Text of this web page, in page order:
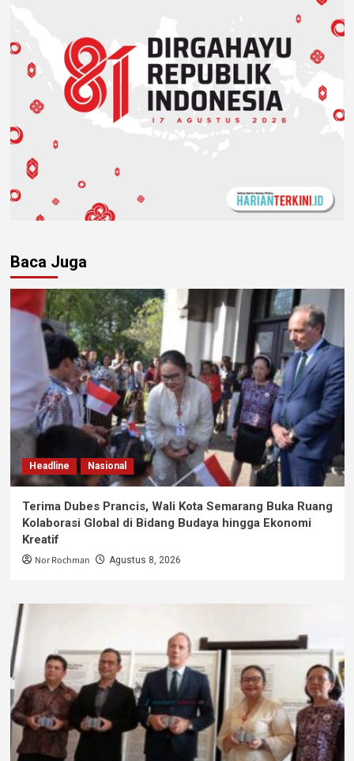
Baca Juga
Headline Nasional
Terima Dubes Prancis, Wali Kota Semarang Buka Ruang
Kolaborasi Global di Bidang Budaya hingga Ekonomi
Kreatif
Nor Rochman Agustus 8, 2026